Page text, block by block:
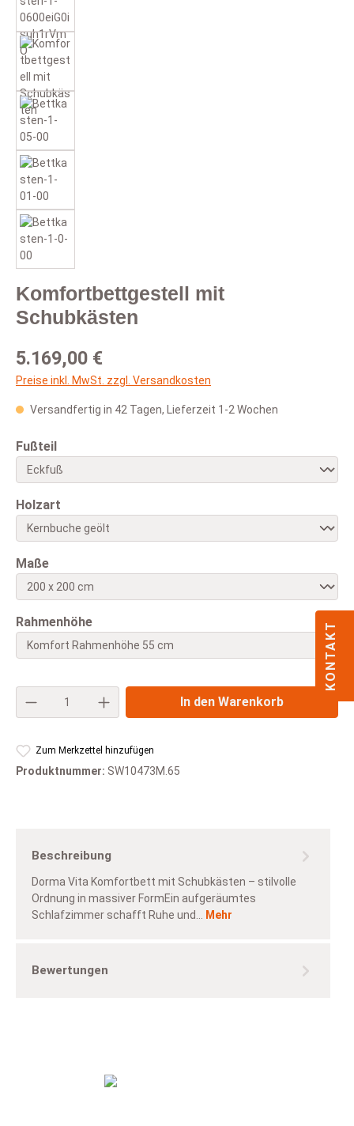
Komfortbettgestell mit
Schubkästen
Regulärer Preis:
5.169,00 €
Preise inkl. MwSt. zzgl. Versandkosten
Versandfertig in 42 Tagen, Lieferzeit 1-2 Wochen
Fußteilauswählen
Holzart
Maßeauswählen
Rahmenhöheauswählen
Produkt Anzahl: Gib den gewünschten
In den Warenkorb
Zum Merkzettel hinzufügen
Produktnummer: SW10473M.65
Beschreibung
Dorma Vita Komfortbett mit Schubkästen – stilvolle
Ordnung in massiver FormEin aufgeräumtes
Schlafzimmer schafft Ruhe und…
Mehr
Bewertungen
KONTAKT